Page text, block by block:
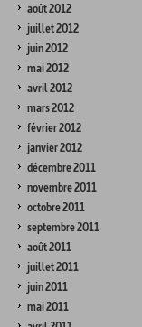
août 2012
juillet 2012
juin 2012
mai 2012
avril 2012
mars 2012
février 2012
janvier 2012
décembre 2011
novembre 2011
octobre 2011
septembre 2011
août 2011
juillet 2011
juin 2011
mai 2011